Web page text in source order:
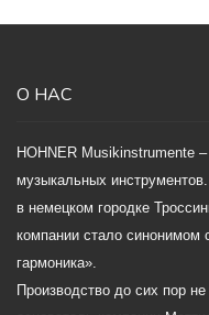
О НАС
HOHNER Musikinstrumente
музыкальных
в немецком городке
компании стало синонимом
гармоника».
Производство до сих пор